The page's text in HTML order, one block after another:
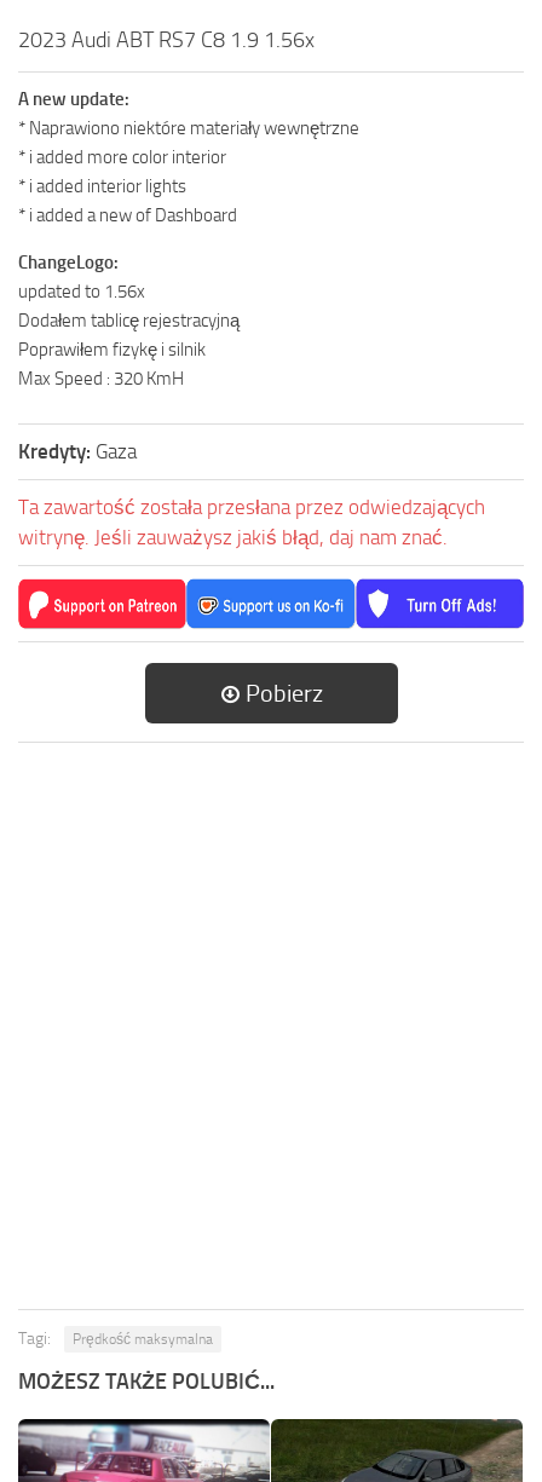
2023 Audi ABT RS7 C8 1.9 1.56x
A new update:
* Naprawiono niektóre materiały wewnętrzne
* i added more color interior
* i added interior lights
* i added a new of Dashboard
ChangeLogo:
updated to 1.56x
Dodałem tablicę rejestracyjną
Poprawiłem fizykę i silnik
Max Speed : 320 KmH
Kredyty: Gaza
Ta zawartość została przesłana przez odwiedzających
witrynę. Jeśli zauważysz jakiś błąd, daj nam znać.
Pobierz
Tagi: Prędkość maksymalna
MOŻESZ TAKŻE POLUBIĆ...